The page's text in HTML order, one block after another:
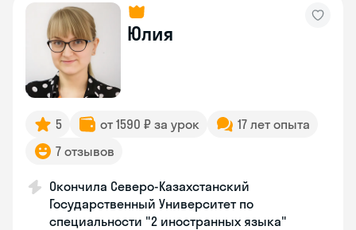
Юлия
5 от 1590 ₽ за урок
17 лет опыта
7 отзывов
Окончила Северо-Казахстанский
Государственный Университет по
специальности "2 иностранных языка"